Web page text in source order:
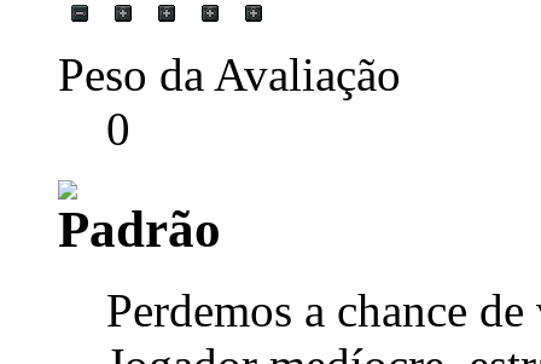
Peso da Avaliação
0
Perdemos a chance